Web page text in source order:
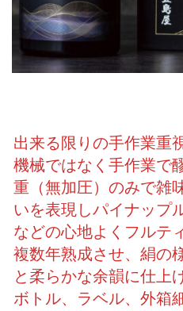
出来る限りの手作業重
機械ではなく手作業で
重（無加圧）のみで雑
いを表現しパイナップ
などの心地よくフルテ
複数年熟成させ、絹の
と柔らかな余韻に仕上
ボトル、ラベル、外箱